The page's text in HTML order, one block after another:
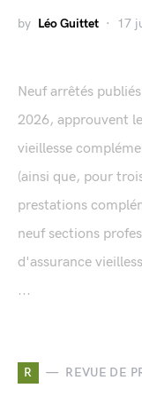
by Léo Guittet 17
Neuf arrêtés
2026, approuvent
vieillesse
(ainsi que, pour
prestations
neuf sections
d'assurance
...
R REVUE DE